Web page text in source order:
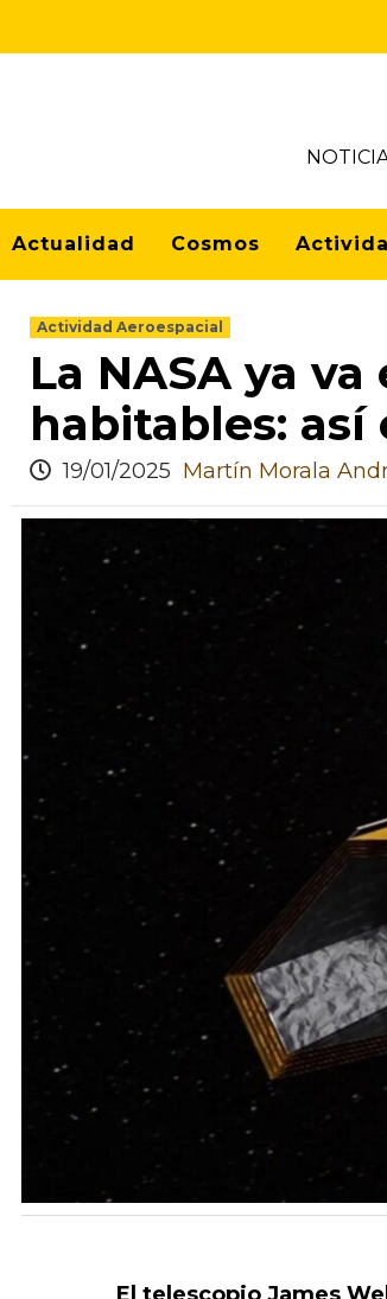
Actualidad Cosmos
Actividad Aeroespacial
La NASA ya
habitables: así
19/01/2025 Martín Morala
El telescopio James